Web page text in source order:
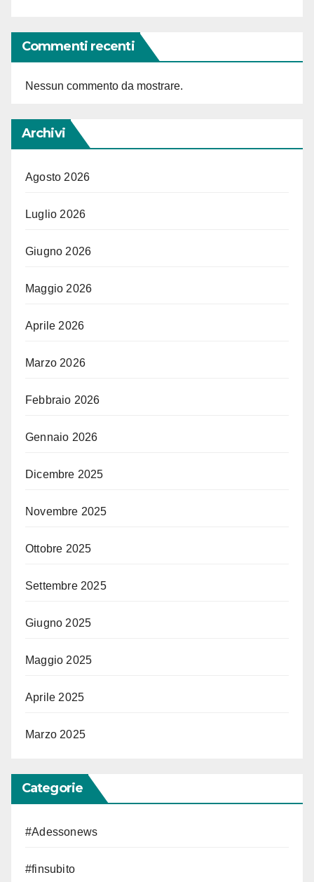
Commenti recenti
Nessun commento da mostrare.
Archivi
Agosto 2026
Luglio 2026
Giugno 2026
Maggio 2026
Aprile 2026
Marzo 2026
Febbraio 2026
Gennaio 2026
Dicembre 2025
Novembre 2025
Ottobre 2025
Settembre 2025
Giugno 2025
Maggio 2025
Aprile 2025
Marzo 2025
Categorie
#Adessonews
#finsubito